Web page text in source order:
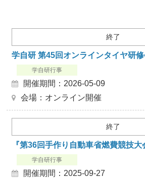
終了
学自研 第45回オンラインタイヤ研
学自研行事
開催期間：2026-05-09
会場：オンライン開催
終了
『第36回手作り自動車省燃費競技
学自研行事
開催期間：2025-09-27